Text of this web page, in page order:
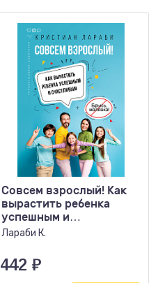
Совсем взрослый! Как
вырастить ребенка
успешным и
счастливым.
Лараби К.
442 ₽